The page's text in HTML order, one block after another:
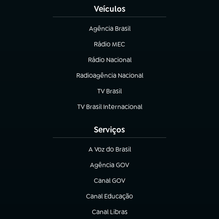
Veículos
Agência Brasil
(abre em nova aba)
Rádio MEC
Rádio Nacional
(abre em nova aba)
Radioagência Nacional
(abre em nova aba)
TV Brasil
(abre em nova aba)
TV Brasil Internacional
(abre em nova aba)
Serviços
A Voz do Brasil
(abre em nova aba)
Agência GOV
(abre em nova aba)
Canal GOV
(abre em nova aba)
Canal Educação
(abre em nova aba)
Canal Libras
(abre em nova aba)